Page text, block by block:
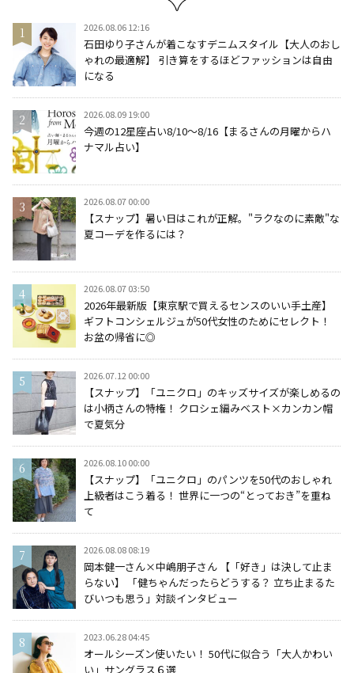
2026.08.06 12:16
石田ゆり子さんが着こなすデニムスタイル【大人のおし
ゃれの最適解】 引き算をするほどファッションは自由
になる
2026.08.09 19:00
今週の12星座占い8/10～8/16【まるさんの月曜からハ
ナマル占い】
2026.08.07 00:00
【スナップ】暑い日はこれが正解。"ラクなのに素敵"な
夏コーデを作るには？
2026.08.07 03:50
2026年最新版【東京駅で買えるセンスのいい手土産】
ギフトコンシェルジュが50代女性のためにセレクト！
お盆の帰省に◎
2026.07.12 00:00
【スナップ】「ユニクロ」のキッズサイズが楽しめるの
は小柄さんの特権！ クロシェ編みベスト×カンカン帽
で夏気分
2026.08.10 00:00
【スナップ】「ユニクロ」のパンツを50代のおしゃれ
上級者はこう着る！ 世界に一つの“とっておき”を重ね
て
2026.08.08 08:19
岡本健一さん×中嶋朋子さん 【「好き」は決して止ま
らない】 「健ちゃんだったらどうする？ 立ち止まるた
びいつも思う」対談インタビュー
2023.06.28 04:45
オールシーズン使いたい！ 50代に似合う「大人かわい
い」サングラス６選